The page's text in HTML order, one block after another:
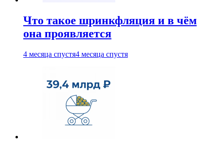
Что такое шринкфляция и в чём
она проявляется
4 месяца спустя4 месяца спустя